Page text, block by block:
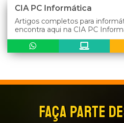
CIA PC Informática
Artigos completos para
encontra aqui na CIA PC
FAÇA PARTE